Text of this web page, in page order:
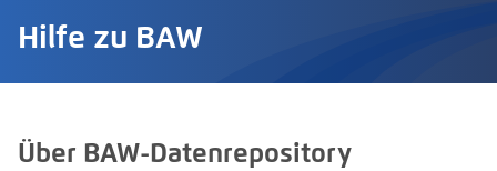
Hilfe zu BAW
Über BAW-Datenrepository